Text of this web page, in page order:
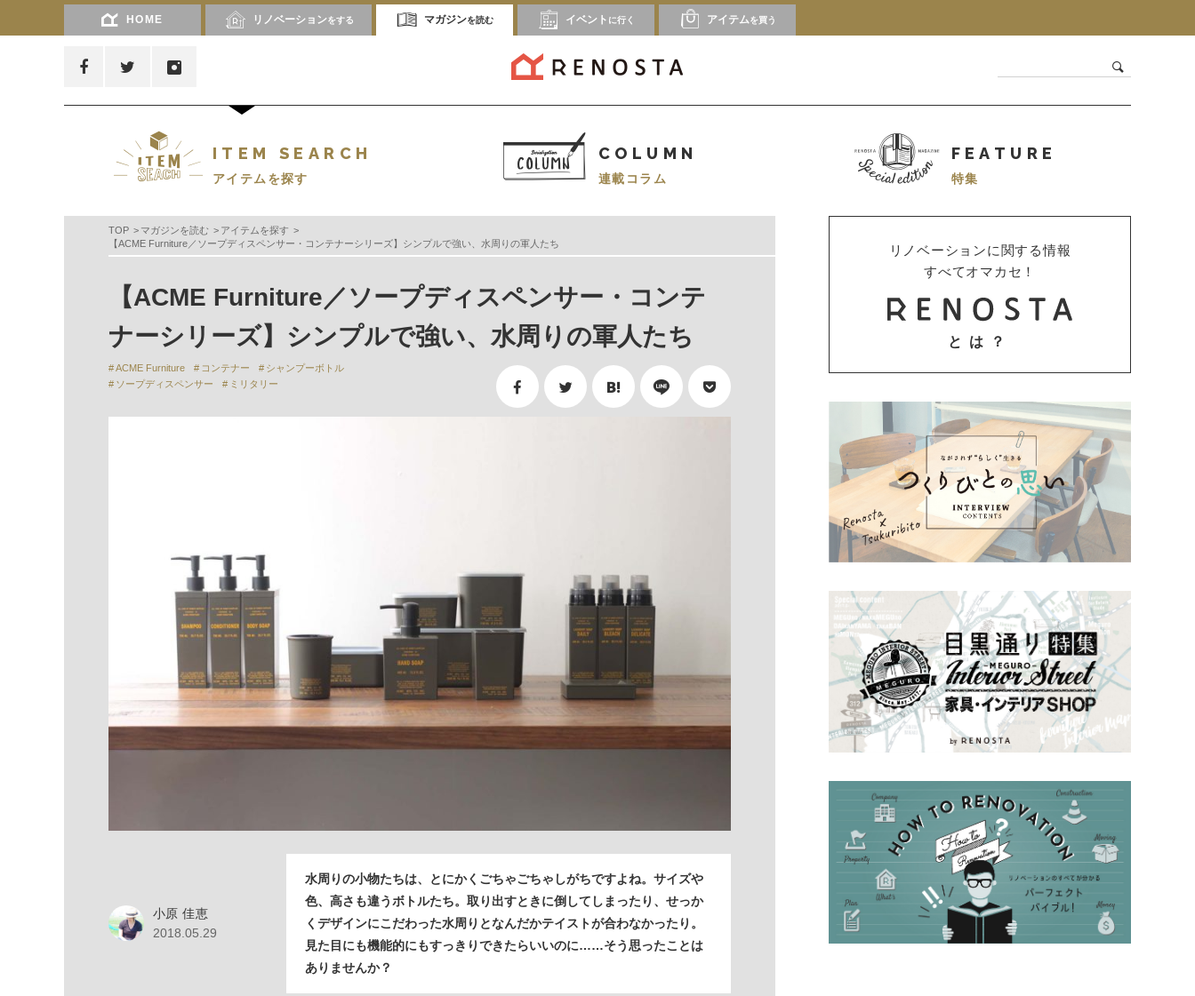
HOME リノベーションをする マガジンを読む イベント に行く アイテムを買う
ITEM SEARCH
アイテムを探す
COLUMN
連載コラム
FEATURE
特集
TOP マガジンを読む
アイテムを探す
【ACME Furniture／ソープディスペンサー・コンテナーシリーズ】シンプルで強い、水周りの軍人たち
【ACME Furniture／ソープディスペンサー・コンテ
ナーシリーズ】シンプルで強い、水周りの軍人たち
ACME Furniture コンテナー
シャンプーボトル
ソープディスペンサー
ミリタリー
小原 佳恵
2018.05.29
水周りの小物たちは、とにかくごちゃごちゃしがちですよね。サイズや
色、高さも違うボトルたち。取り出すときに倒してしまったり、せっか
くデザインにこだわった水周りとなんだかテイストが合わなかったり。
見た目にも機能的にもすっきりできたらいいのに……そう思ったことは
ありませんか？
リノベーションに関する情報
すべてオマカセ！
とは？